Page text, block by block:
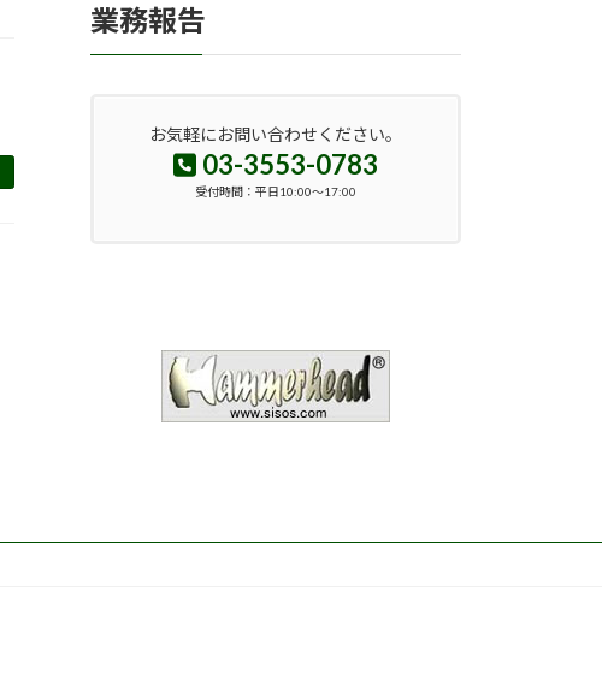
業務報告
お気軽にお問い合わせください。
03-3553-0783
受付時間：平日10:00～17:00